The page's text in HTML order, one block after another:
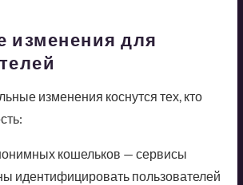
изменения для
изменения коснутся тех, кто
кошельков — сервисы
идентифицировать пользователей